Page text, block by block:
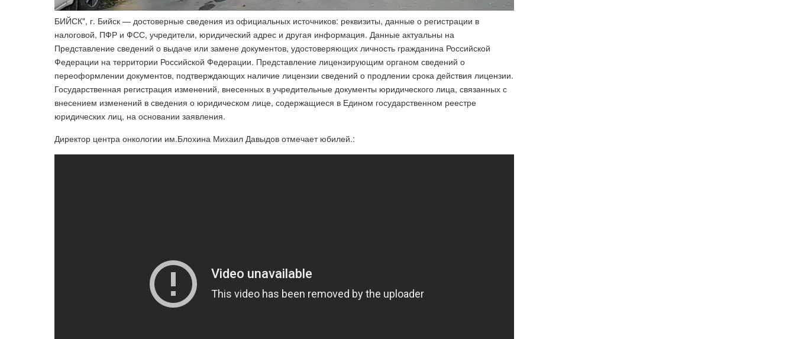
БИЙСК", г. Бийск — достоверные сведения из официальных источников: реквизиты, данные о регистрации в
налоговой, ПФР и ФСС, учредители, юридический адрес и другая информация. Данные актуальны на
Представление сведений о выдаче или замене документов, удостоверяющих личность гражданина Российской
Федерации на территории Российской Федерации. Представление лицензирующим органом сведений о
переоформлении документов, подтверждающих наличие лицензии сведений о продлении срока действия лицензии.
Государственная регистрация изменений, внесенных в учредительные документы юридического лица, связанных с
внесением изменений в сведения о юридическом лице, содержащиеся в Едином государственном реестре
юридических лиц, на основании заявления.
Директор центра онкологии им.Блохина Михаил Давыдов отмечает юбилей.: